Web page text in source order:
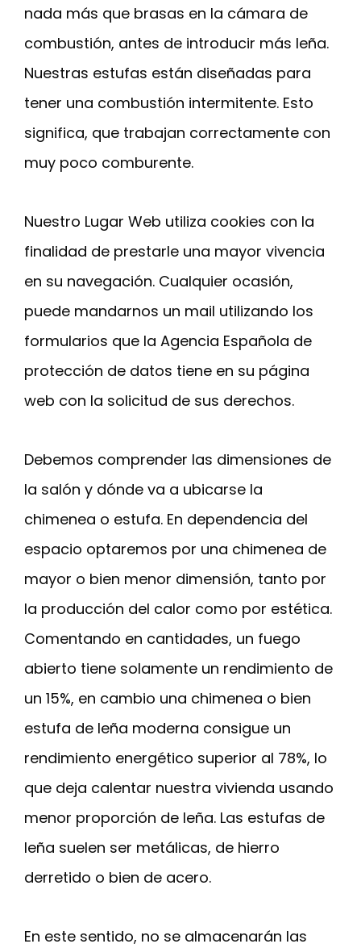
nada más que brasas en la cámara de
combustión, antes de introducir más leña.
Nuestras estufas están diseñadas para
tener una combustión intermitente. Esto
significa, que trabajan correctamente con
muy poco comburente.
Nuestro Lugar Web utiliza cookies con la
finalidad de prestarle una mayor vivencia
en su navegación. Cualquier ocasión,
puede mandarnos un mail utilizando los
formularios que la Agencia Española de
protección de datos tiene en su página
web con la solicitud de sus derechos.
Debemos comprender las dimensiones de
la salón y dónde va a ubicarse la
chimenea o estufa. En dependencia del
espacio optaremos por una chimenea de
mayor o bien menor dimensión, tanto por
la producción del calor como por estética.
Comentando en cantidades, un fuego
abierto tiene solamente un rendimiento de
un 15%, en cambio una chimenea o bien
estufa de leña moderna consigue un
rendimiento energético superior al 78%, lo
que deja calentar nuestra vivienda usando
menor proporción de leña. Las estufas de
leña suelen ser metálicas, de hierro
derretido o bien de acero.
En este sentido, no se almacenarán las